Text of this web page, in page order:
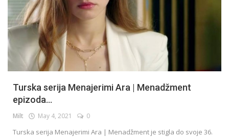
Turska serija Menajerimi Ara | Menadžment
epizoda...
Milt May 4, 2021 0
Turska serija Menajerimi Ara | Menadžment je stigla do svoje 36.